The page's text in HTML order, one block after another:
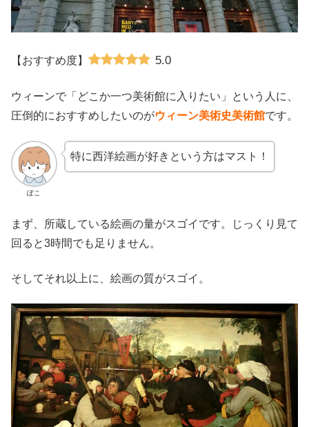
【おすすめ度】 5.0
ウィーンで「どこか一つ美術館に入りたい」という人に、
圧倒的におすすめしたいのがウィーン美術史美術館です。
ぽこ
特に西洋絵画が好きという方はマスト！
まず、所蔵している絵画の量がスゴイです。じっくり見て
回ると3時間でも足りません。
そしてそれ以上に、絵画の質がスゴイ。